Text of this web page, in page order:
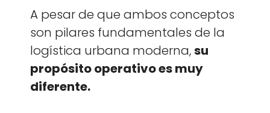
A pesar de que ambos con­cep­tos
son pilares fun­da­men­tales de la
logís­ti­ca urbana mod­er­na,su
propósi­to oper­a­ti­vo es muy
difer­ente.